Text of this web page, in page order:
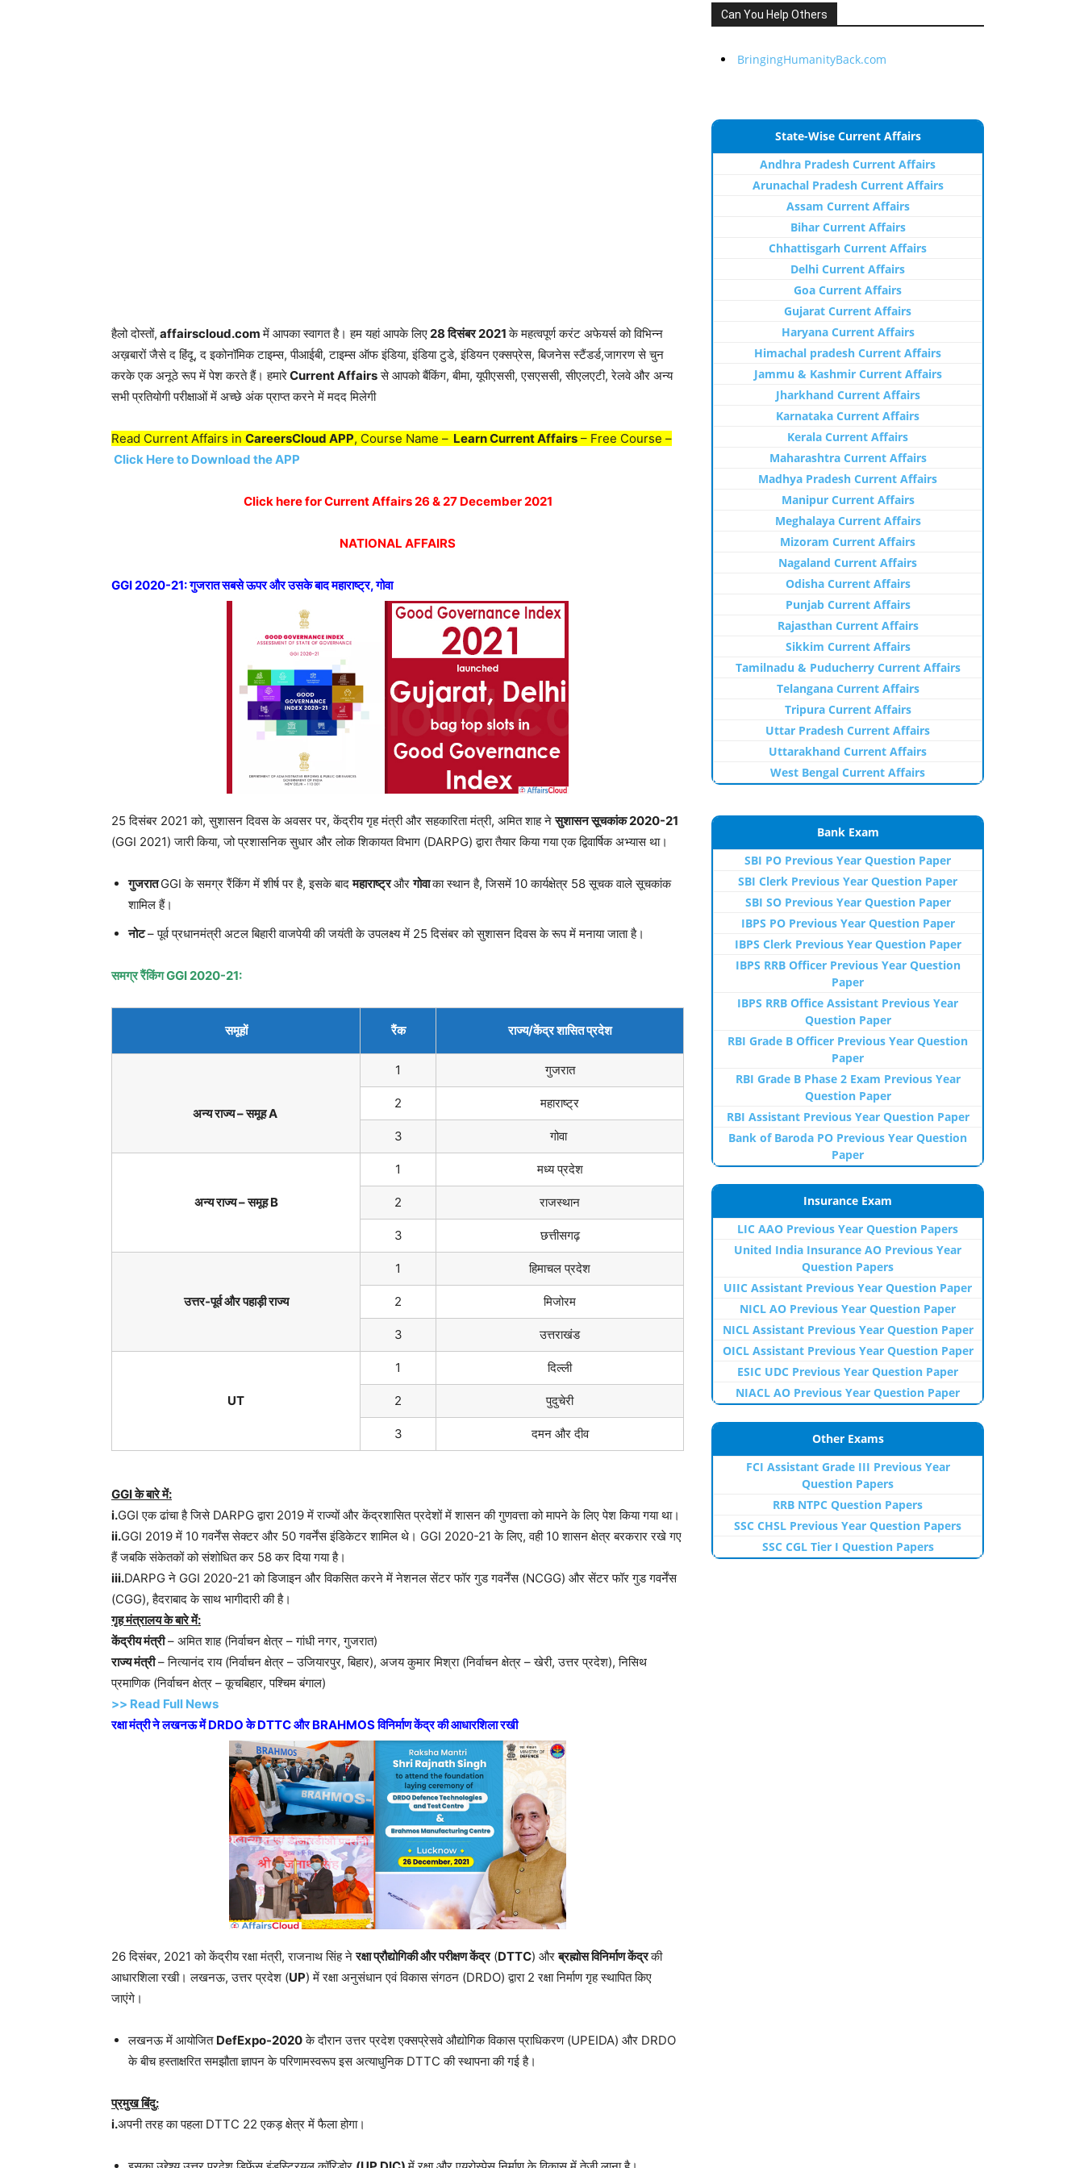
हैलो दोस्तों, affairscloud.comमें आपका स्वागत है। हम यहां आपके लिए28 दिसंबर 2021के महत्वपूर्ण करंट अफेयर्स को विभिन्न
अख़बारों जैसे द हिंदू, द इकोनॉमिक टाइम्स, पीआईबी, टाइम्स ऑफ इंडिया, इंडिया टुडे, इंडियन एक्सप्रेस, बिजनेस स्टैंडर्ड,जागरण से चुन
करके एक अनूठे रूप में पेश करते हैं। हमारेCurrent Affairsसे आपको बैंकिंग, बीमा, यूपीएससी, एसएससी, सीएलएटी, रेलवे और अन्य
सभी प्रतियोगी परीक्षाओं में अच्छे अंक प्राप्त करने में मदद मिलेगी
Read Current Affairs in CareersCloud APP, Course Name – Learn Current Affairs – Free Course –
Click Here to Download the APP
Click here for Current Affairs 26 & 27 December 2021
NATIONAL AFFAIRS
GGI 2020-21: गुजरात सबसे ऊपर और उसके बाद महाराष्ट्र, गोवा
25 दिसंबर 2021 को, सुशासन दिवस के अवसर पर, केंद्रीय गृह मंत्री और सहकारिता मंत्री, अमित शाह नेसुशासन सूचकांक 2020-21
(GGI 2021) जारी किया, जो प्रशासनिक सुधार और लोक शिकायत विभाग (DARPG) द्वारा तैयार किया गया एक द्विवार्षिक अभ्यास था।
गुजरातGGI के समग्र रैंकिंग में शीर्ष पर है, इसके बादमहाराष्ट्रऔरगोवाका स्थान है, जिसमें 10 कार्यक्षेत्र 58 सूचक वाले सूचकांक
शामिल हैं।
नोट– पूर्व प्रधानमंत्री अटल बिहारी वाजपेयी की जयंती के उपलक्ष्य में 25 दिसंबर को सुशासन दिवस के रूप में मनाया जाता है।
समग्र रैंकिंग GGI 2020-21:
समूहों रैंक राज्य/केंद्र शासित प्रदेश
अन्य राज्य – समूह A
1 गुजरात
2 महाराष्ट्र
3 गोवा
अन्य राज्य – समूह B
1 मध्य प्रदेश
2 राजस्थान
3 छत्तीसगढ़
उत्तर-पूर्व और पहाड़ी राज्य
1 हिमाचल प्रदेश
2 मिजोरम
3 उत्तराखंड
UT
1 दिल्ली
2 पुदुचेरी
3 दमन और दीव
GGI के बारे में:
i.GGI एक ढांचा है जिसे DARPG द्वारा 2019 में राज्यों और केंद्रशासित प्रदेशों में शासन की गुणवत्ता को मापने के लिए पेश किया गया था।
ii.GGI 2019 में 10 गवर्नेंस सेक्टर और 50 गवर्नेंस इंडिकेटर शामिल थे। GGI 2020-21 के लिए, वही 10 शासन क्षेत्र बरकरार रखे गए
हैं जबकि संकेतकों को संशोधित कर 58 कर दिया गया है।
iii.DARPG ने GGI 2020-21 को डिजाइन और विकसित करने में नेशनल सेंटर फॉर गुड गवर्नेंस (NCGG) और सेंटर फॉर गुड गवर्नेंस
(CGG), हैदराबाद के साथ भागीदारी की है।
गृह मंत्रालय के बारे में:
केंद्रीय मंत्री– अमित शाह (निर्वाचन क्षेत्र – गांधी नगर, गुजरात)
राज्य मंत्री– नित्यानंद राय (निर्वाचन क्षेत्र – उजियारपुर, बिहार), अजय कुमार मिश्रा (निर्वाचन क्षेत्र – खेरी, उत्तर प्रदेश), निसिथ
प्रमाणिक (निर्वाचन क्षेत्र – कूचबिहार, पश्चिम बंगाल)
>> Read Full News
रक्षा मंत्री ने लखनऊ में DRDO के DTTC और BRAHMOS विनिर्माण केंद्र की आधारशिला रखी
26 दिसंबर, 2021 को केंद्रीय रक्षा मंत्री, राजनाथ सिंह नेरक्षा प्रौद्योगिकी और परीक्षण केंद्र(DTTC) औरब्रह्मोस विनिर्माण केंद्रकी
आधारशिला रखी। लखनऊ, उत्तर प्रदेश (UP) में रक्षा अनुसंधान एवं विकास संगठन (DRDO) द्वारा 2 रक्षा निर्माण गृह स्थापित किए
जाएंगे।
लखनऊ में आयोजित DefExpo-2020के दौरान उत्तर प्रदेश एक्सप्रेसवे औद्योगिक विकास प्राधिकरण (UPEIDA) और DRDO
के बीच हस्ताक्षरित समझौता ज्ञापन के परिणामस्वरूप इस अत्याधुनिक DTTC की स्थापना की गई है।
प्रमुख बिंदु:
i.अपनी तरह का पहला DTTC 22 एकड़ क्षेत्र में फैला होगा।
Can You Help Others
BringingHumanityBack.com
State-Wise Current Affairs
Andhra Pradesh Current Affairs
Arunachal Pradesh Current Affairs
Assam Current Affairs
Bihar Current Affairs
Chhattisgarh Current Affairs
Delhi Current Affairs
Goa Current Affairs
Gujarat Current Affairs
Haryana Current Affairs
Himachal pradesh Current Affairs
Jammu & Kashmir Current Affairs
Jharkhand Current Affairs
Karnataka Current Affairs
Kerala Current Affairs
Maharashtra Current Affairs
Madhya Pradesh Current Affairs
Manipur Current Affairs
Meghalaya Current Affairs
Mizoram Current Affairs
Nagaland Current Affairs
Odisha Current Affairs
Punjab Current Affairs
Rajasthan Current Affairs
Sikkim Current Affairs
Tamilnadu & Puducherry Current Affairs
Telangana Current Affairs
Tripura Current Affairs
Uttar Pradesh Current Affairs
Uttarakhand Current Affairs
West Bengal Current Affairs
Bank Exam
SBI PO Previous Year Question Paper
SBI Clerk Previous Year Question Paper
SBI SO Previous Year Question Paper
IBPS PO Previous Year Question Paper
IBPS Clerk Previous Year Question Paper
IBPS RRB Officer Previous Year Question
Paper
IBPS RRB Office Assistant Previous Year
Question Paper
RBI Grade B Officer Previous Year Question
Paper
RBI Grade B Phase 2 Exam Previous Year
Question Paper
RBI Assistant Previous Year Question Paper
Bank of Baroda PO Previous Year Question
Paper
Insurance Exam
LIC AAO Previous Year Question Papers
United India Insurance AO Previous Year
Question Papers
UIIC Assistant Previous Year Question Paper
NICL AO Previous Year Question Paper
NICL Assistant Previous Year Question Paper
OICL Assistant Previous Year Question Paper
ESIC UDC Previous Year Question Paper
NIACL AO Previous Year Question Paper
Other Exams
FCI Assistant Grade III Previous Year
Question Papers
RRB NTPC Question Papers
SSC CHSL Previous Year Question Papers
SSC CGL Tier I Question Papers